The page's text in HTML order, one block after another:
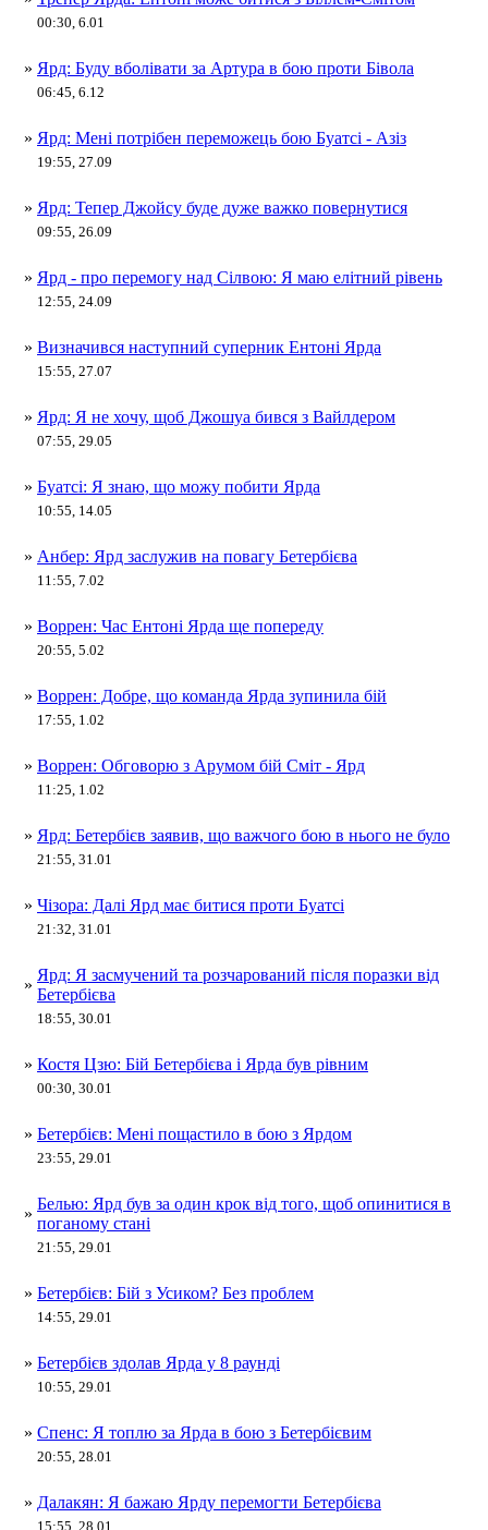
00:30, 6.01
» Ярд: Буду вболівати за Артура в бою проти Бівола
06:45, 6.12
» Ярд: Мені потрібен переможець бою Буатсі - Азіз
19:55, 27.09
» Ярд: Тепер Джойсу буде дуже важко повернутися
09:55, 26.09
» Ярд - про перемогу над Сілвою: Я маю елітний рівень
12:55, 24.09
» Визначився наступний суперник Ентоні Ярда
15:55, 27.07
» Ярд: Я не хочу, щоб Джошуа бився з Вайлдером
07:55, 29.05
» Буатсі: Я знаю, що можу побити Ярда
10:55, 14.05
» Анбер: Ярд заслужив на повагу Бетербієва
11:55, 7.02
» Воррен: Час Ентоні Ярда ще попереду
20:55, 5.02
» Воррен: Добре, що команда Ярда зупинила бій
17:55, 1.02
» Воррен: Обговорю з Арумом бій Сміт - Ярд
11:25, 1.02
» Ярд: Бетербієв заявив, що важчого бою в нього не було
21:55, 31.01
» Чізора: Далі Ярд має битися проти Буатсі
21:32, 31.01
»
Ярд: Я засмучений та розчарований після поразки від
Бетербієва
18:55, 30.01
» Костя Цзю: Бій Бетербієва і Ярда був рівним
00:30, 30.01
» Бетербієв: Мені пощастило в бою з Ярдом
23:55, 29.01
»
Белью: Ярд був за один крок від того, щоб опинитися в
поганому стані
21:55, 29.01
» Бетербієв: Бій з Усиком? Без проблем
14:55, 29.01
» Бетербієв здолав Ярда у 8 раунді
10:55, 29.01
» Спенс: Я топлю за Ярда в бою з Бетербієвим
20:55, 28.01
» Далакян: Я бажаю Ярду перемогти Бетербієва
15:55, 28.01